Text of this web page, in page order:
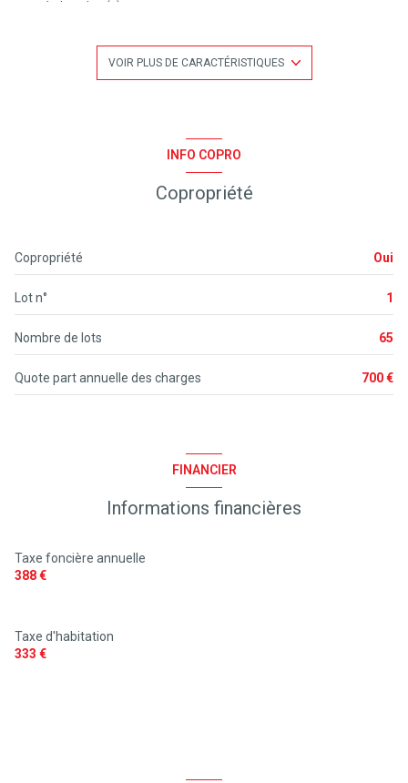
1 chambre(s)
Chauffage individuel : radiateur (electrique)
exposition Sud-Est
1 côté(s) mitoyen(s)
quartier VUE GOLF
VOIR PLUS DE CARACTÉRISTIQUES
INFO COPRO
Copropriété
Copropriété Oui
Lot n° 1
Nombre de lots 65
Quote part annuelle des charges 700 €
FINANCIER
Informations financières
Taxe foncière annuelle
388 €
Taxe d'habitation
333 €